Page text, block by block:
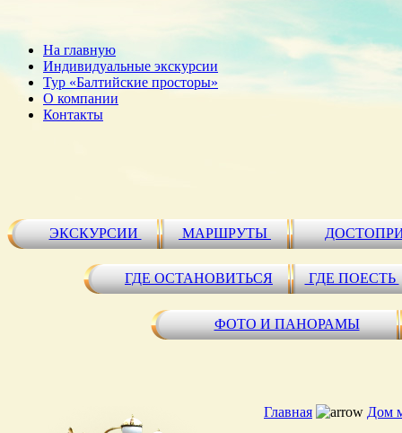
На главную
Индивидуальные экскурсии
Тур «Балтийские просторы»
О компании
Контакты
ЭКСКУРСИИ МАРШРУТЫ
ГДЕ ОСТАНОВИТЬСЯ ГДЕ ПОЕСТЬ
ФОТО И ПАНОРАМЫ
Главная Дом